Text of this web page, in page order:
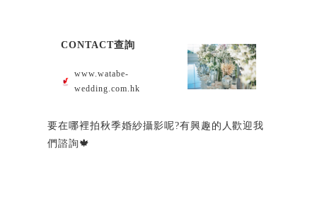
CONTACT查詢
www.watabe-
wedding.com.hk
要在哪裡拍秋季婚紗攝影呢?有興趣的人歡迎我
們諮詢🍁